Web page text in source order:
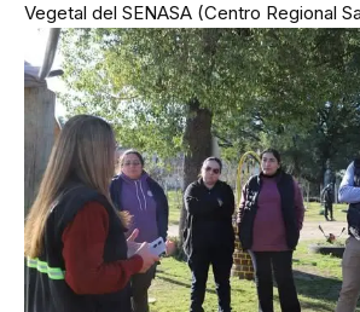
Vegetal del SENASA (Centro Regional